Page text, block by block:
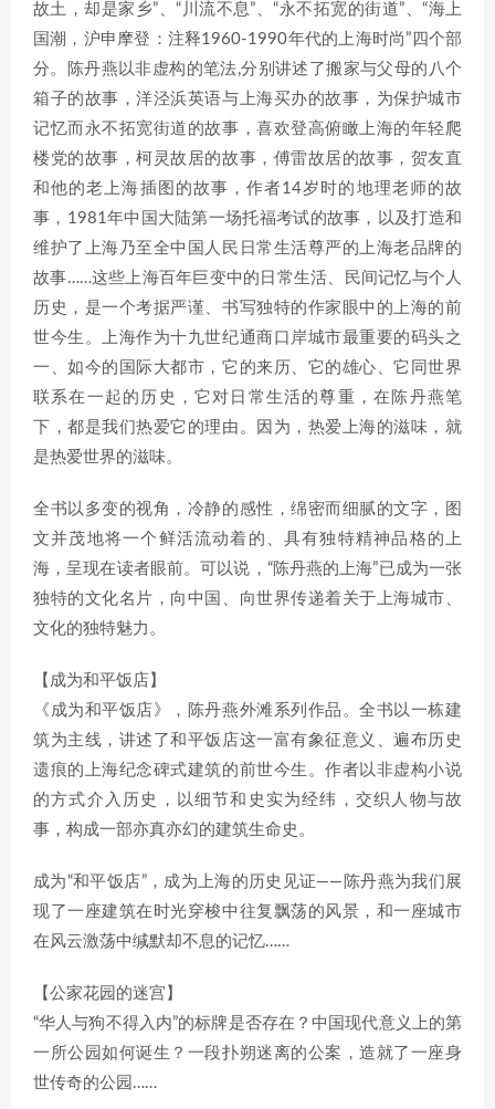
故土，却是家乡”、“川流不息”、“永不拓宽的街道”、“海上
国潮，沪申摩登：注释1960-1990年代的上海时尚”四个部
分。陈丹燕以非虚构的笔法,分别讲述了搬家与父母的八个
箱子的故事，洋泾浜英语与上海买办的故事，为保护城市
记忆而永不拓宽街道的故事，喜欢登高俯瞰上海的年轻爬
楼党的故事，柯灵故居的故事，傅雷故居的故事，贺友直
和他的老上海插图的故事，作者14岁时的地理老师的故
事，1981年中国大陆第一场托福考试的故事，以及打造和
维护了上海乃至全中国人民日常生活尊严的上海老品牌的
故事……这些上海百年巨变中的日常生活、民间记忆与个人
历史，是一个考据严谨、书写独特的作家眼中的上海的前
世今生。上海作为十九世纪通商口岸城市最重要的码头之
一、如今的国际大都市，它的来历、它的雄心、它同世界
联系在一起的历史，它对日常生活的尊重，在陈丹燕笔
下，都是我们热爱它的理由。因为，热爱上海的滋味，就
是热爱世界的滋味。
全书以多变的视角，冷静的感性，绵密而细腻的文字，图
文并茂地将一个鲜活流动着的、具有独特精神品格的上
海，呈现在读者眼前。可以说，“陈丹燕的上海”已成为一张
独特的文化名片，向中国、向世界传递着关于上海城市、
文化的独特魅力。
【成为和平饭店】
《成为和平饭店》，陈丹燕外滩系列作品。全书以一栋建
筑为主线，讲述了和平饭店这一富有象征意义、遍布历史
遗痕的上海纪念碑式建筑的前世今生。作者以非虚构小说
的方式介入历史，以细节和史实为经纬，交织人物与故
事，构成一部亦真亦幻的建筑生命史。
成为“和平饭店”，成为上海的历史见证——陈丹燕为我们展
现了一座建筑在时光穿梭中往复飘荡的风景，和一座城市
在风云激荡中缄默却不息的记忆……
【公家花园的迷宫】
“华人与狗不得入内”的标牌是否存在？中国现代意义上的第
一所公园如何诞生？一段扑朔迷离的公案，造就了一座身
世传奇的公园……